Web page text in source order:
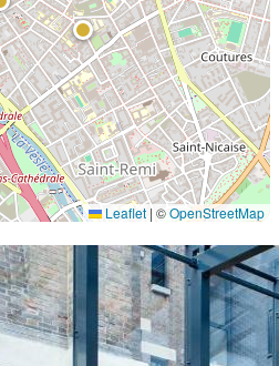
Leaflet | ©OpenStreetMap